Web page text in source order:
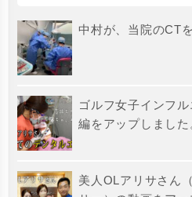
中村が、当院のCT
ゴルフ女子インフ
編をアップしました
美人OLアリサさん